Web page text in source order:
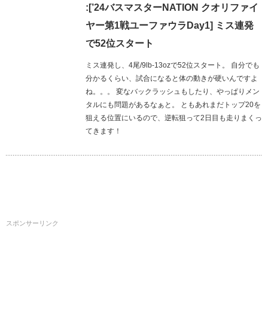
:[’24バスマスターNATION クオリファイ
ヤー​第1戦ユーファウラDay1] ミス連発
で52位スタート
ミス連発し、4尾/9lb-13ozで52位スタート。 自分でも
分かるくらい、試合になると体の動きが硬いんですよ
ね。。。 変なバックラッシュもしたり、やっぱりメン
タルにも問題があるなぁと。 ともあれまだトップ20を
狙える位置にいるので、逆転狙って2日目も走りまくっ
てきます！
スポンサーリンク